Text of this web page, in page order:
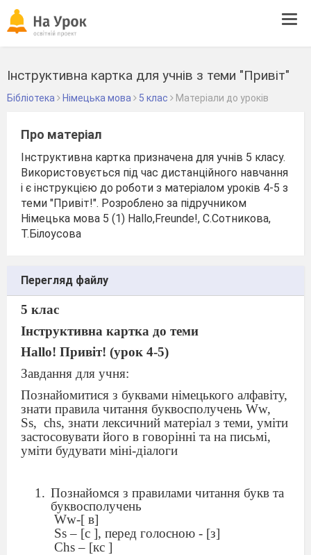
Інструктивна картка для учнів з теми "Привіт"
Бібліотека Німецька мова 5 клас Матеріали до уроків
Про матеріал
Інструктивна картка призначена для учнів 5 класу.
Використовується під час дистанційного навчання
і є інструкцією до роботи з матеріалом уроків 4-5 з
теми "Привіт!". Розроблено за підручником
Німецька мова 5 (1) Hallo,Freunde!, С.Сотникова,
Т.Білоусова
Перегляд файлу
5 клас
Інструктивна картка до теми
Hallo! Привіт! (урок 4-5)
Завдання для учня:
Познайомитися з буквами німецького алфавіту,
знати правила читання буквосполучень Ww,
Ss, chs, знати лексичний матеріал з теми, уміти
застосовувати його в говорінні та на письмі,
уміти будувати міні-діалоги
Познайомся з правилами читання букв та
буквосполучень
Ww-[ в]
Ss – [с ], перед голосною - [з]
Chs – [кс ]